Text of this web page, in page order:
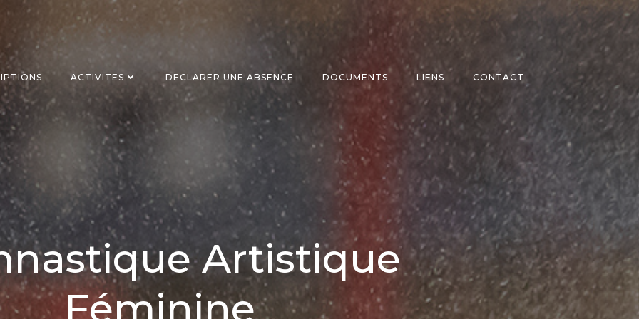
ACTIVITES DECLARER UNE ABSENCE DOCUMENTS LIENS CONTACT
Artistique
Féminine